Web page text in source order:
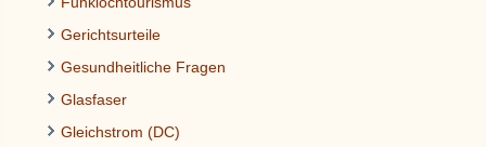
Gerichtsurteile
Gesundheitliche Fragen
Glasfaser
Gleichstrom (DC)